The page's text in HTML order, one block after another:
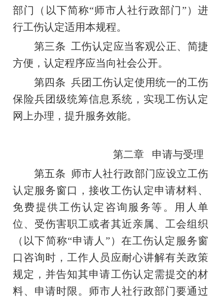
部门（以下简称“师市人社行政部门 ”）进
行工伤认定适用本规程。
第三条 工伤认定应当客观公正、简捷
方便，认定程序应当向社会公开。
第四条 兵团工伤认定使用统一的工伤
保险兵团级统筹信息系统，实现工伤认定
网上办理，提升服务效能。
第二章
申请与受理
第五条 师市人社行政部门应设立工伤
认定 服务窗口，接收工伤认定申请材料、
免费提供工伤认定咨询服务等。用人单
位、 受伤害职工或者其近亲属、工会组织
（以下简称“申请人 ”）在工伤认定服务窗
口咨询时，工作人员应耐心讲解有关政策
规定，并告知其申请工伤认定需提交的材
料、申请时限。师市人社行政部门要通过